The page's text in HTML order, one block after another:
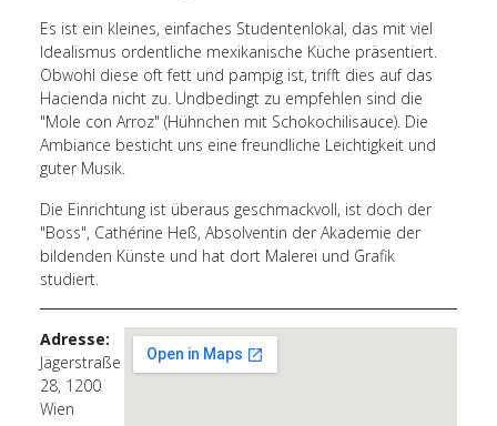
Es ist ein kleines, einfaches Studentenlokal, das mit viel
Idealismus ordentliche mexikanische Küche präsentiert.
Obwohl diese oft fett und pampig ist, trifft dies auf das
Hacienda nicht zu. Undbedingt zu empfehlen sind die
"Mole con Arroz" (Hühnchen mit Schokochilisauce). Die
Ambiance besticht uns eine freundliche Leichtigkeit und
guter Musik.
Die Einrichtung ist überaus geschmackvoll, ist doch der
"Boss", Cathérine Heß, Absolventin der Akademie der
bildenden Künste und hat dort Malerei und Grafik
studiert.
Adresse:
Jägerstraße
28, 1200
Wien